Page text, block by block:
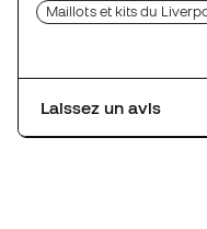
Maillots et kits du
Laissez un avis